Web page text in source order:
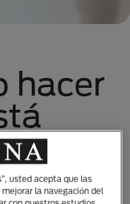
hacer
como la felicidad
usted acepta que las
la navegación del